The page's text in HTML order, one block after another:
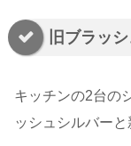
旧ブラッ
キッチンの2台の
ッシュシルバーと